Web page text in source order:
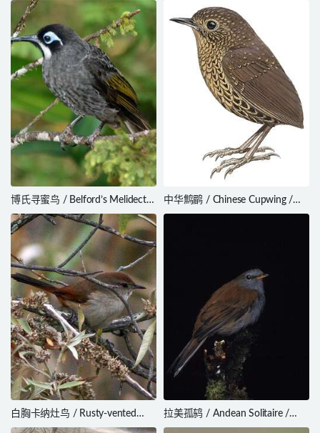
motacilloides
melanoxantha
博氏寻蜜鸟 / Belford’s Melidectes
/ Melidectes belfordi
中华鹪鹛 / Chinese Cupwing /
Pnoepyga mutica
白胸卡纳灶鸟 / Rusty-vented
Canastero / Asthenes dorbignyi
拉美孤鸫 / Andean Solitaire /
Myadestes ralloides